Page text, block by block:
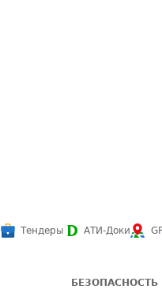
Тендеры АТИ-Доки
БЕЗОПАСНОСТЬ